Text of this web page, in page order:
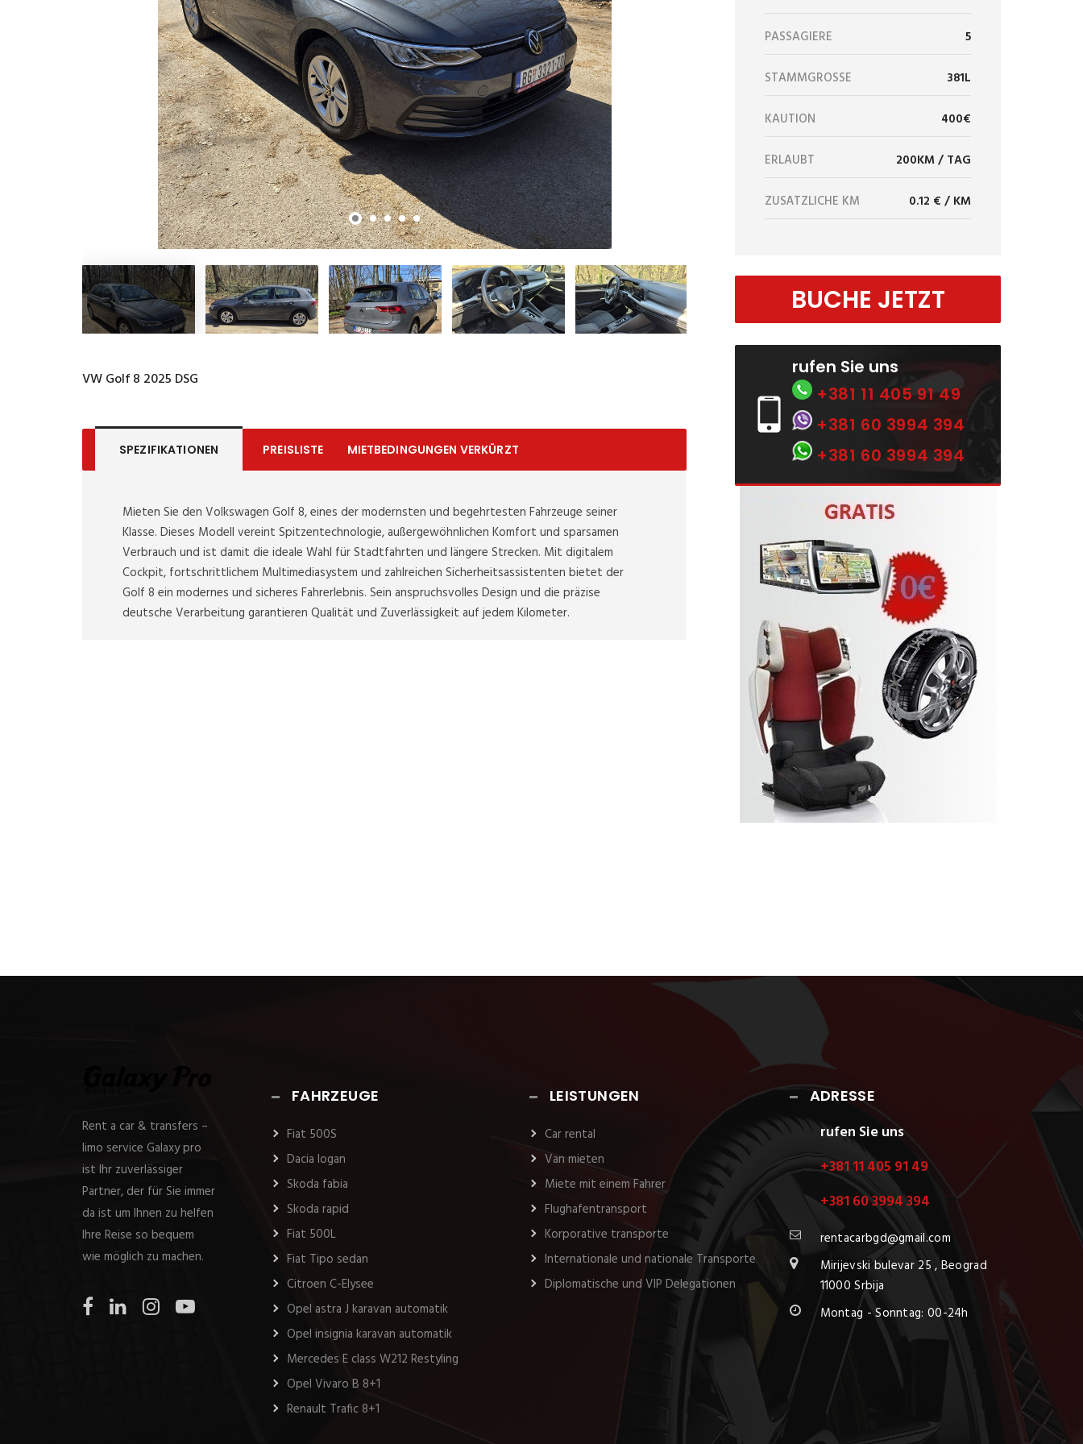
VW Golf 8 2025 DSG
SPEZIFIKATIONEN PREISLISTE MIETBEDINGUNGEN VERKÜRZT
Mieten Sie den Volkswagen Golf 8, eines der modernsten und begehrtesten Fahrzeuge seiner
Klasse. Dieses Modell vereint Spitzentechnologie, außergewöhnlichen Komfort und sparsamen
Verbrauch und ist damit die ideale Wahl für Stadtfahrten und längere Strecken. Mit digitalem
Cockpit, fortschrittlichem Multimediasystem und zahlreichen Sicherheitsassistenten bietet der
Golf 8 ein modernes und sicheres Fahrerlebnis. Sein anspruchsvolles Design und die präzise
deutsche Verarbeitung garantieren Qualität und Zuverlässigkeit auf jedem Kilometer.
PASSAGIERE 5
STAMMGRÖSSE 381L
KAUTION 400€
ERLAUBT 200KM / TAG
ZUSÄTZLICHE KM 0.12 € / KM
BUCHE JETZT
rufen Sie uns
+381 11 405 91 49
+381 60 3994 394
+381 60 3994 394
Rent a car & transfers –
limo service Galaxy pro
ist Ihr zuverlässiger
Partner, der für Sie immer
da ist um Ihnen zu helfen
Ihre Reise so bequem
wie möglich zu machen.
FAHRZEUGE
Fiat 500S
Dacia logan
Skoda fabia
Skoda rapid
Fiat 500L
Fiat Tipo sedan
Citroen C-Elysee
Opel astra J karavan automatik
Opel insignia karavan automatik
Mercedes E class W212 Restyling
Opel Vivaro B 8+1
Renault Trafic 8+1
LEISTUNGEN
Car rental
Van mieten
Miete mit einem Fahrer
Flughafentransport
Korporative transporte
Internationale und nationale Transporte
Diplomatische und VIP Delegationen
ADRESSE
rufen Sie uns
+381 11 405 91 49
+381 60 3994 394
rentacarbgd@gmail.com
Mirijevski bulevar 25 , Beograd
11000 Srbija
Montag - Sonntag: 00-24h